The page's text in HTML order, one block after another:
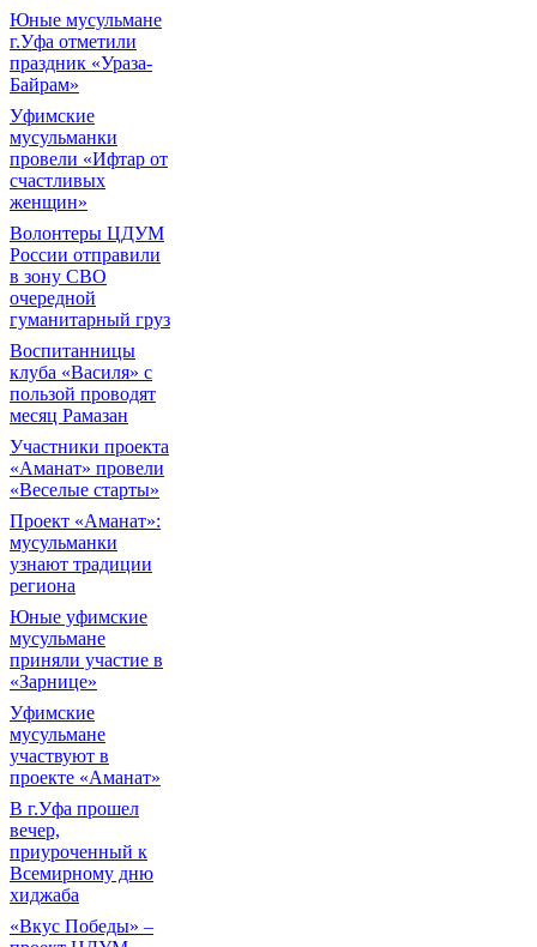
Юные мусульмане
г.Уфа отметили
праздник «Ураза-
Байрам»
Уфимские
мусульманки
провели «Ифтар от
счастливых
женщин»
Волонтеры ЦДУМ
России отправили
в зону СВО
очередной
гуманитарный груз
Воспитанницы
клуба «Василя» с
пользой проводят
месяц Рамазан
Участники проекта
«Аманат» провели
«Веселые старты»
Проект «Аманат»:
мусульманки
узнают традиции
региона
Юные уфимские
мусульмане
приняли участие в
«Зарнице»
Уфимские
мусульмане
участвуют в
проекте «Аманат»
В г.Уфа прошел
вечер,
приуроченный к
Всемирному дню
хиджаба
«Вкус Победы» –